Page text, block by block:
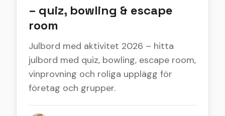
– quiz, bowling & escape
room
Julbord med aktivitet 2026 – hitta
julbord med quiz, bowling, escape room,
vinprovning och roliga upplägg för
företag och grupper.